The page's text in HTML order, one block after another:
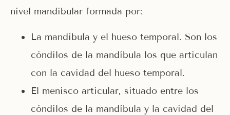
nivel mandibular formada por:
La mandíbula y el hueso temporal. Son los
cóndilos de la mandíbula los que articulan
con la cavidad del hueso temporal.
El menisco articular, situado entre los
cóndilos de la mandíbula y la cavidad del